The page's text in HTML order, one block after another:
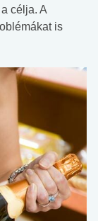
célja. A
is